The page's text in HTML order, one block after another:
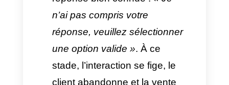
fonctionne face aux besoins de
l’entreprise. Aujourd’hui, le client
évite les réponses rigides et
exige que sa demande soit